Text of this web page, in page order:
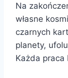
Na
własne
czarnych
planety,
Każda praca